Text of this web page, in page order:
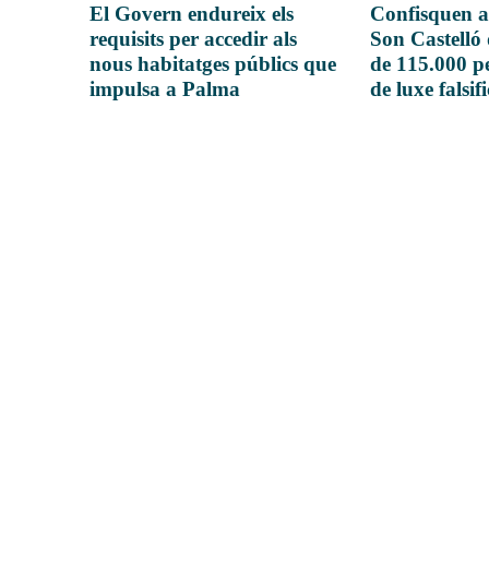
El Govern endureix els
requisits per accedir als
nous habitatges públics que
impulsa a Palma
Confisquen
Son Castelló
de 115.000
de luxe